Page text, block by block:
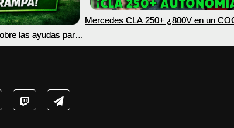
las ayudas para
Mercedes CLA 250+ ¿800V en un